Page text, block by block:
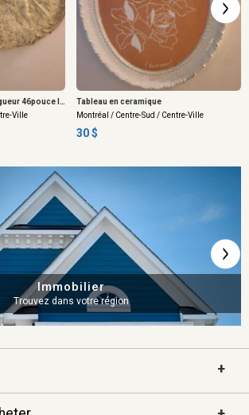
Tableau en ceramique largueur 46pouce longueur 28pouce ,( pas le livraison payment cash)
Ville
Tableau en ceramique
Montréal / Centre-Sud / Centre-Ville
30 $
Immobilier
Trouvez dans votre région